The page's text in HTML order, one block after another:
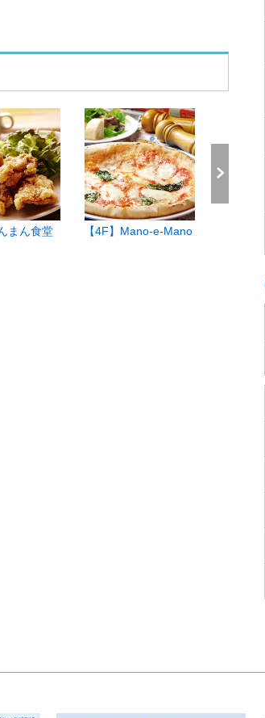
まん食堂 【4F】Mano-e-Mano 【4F】